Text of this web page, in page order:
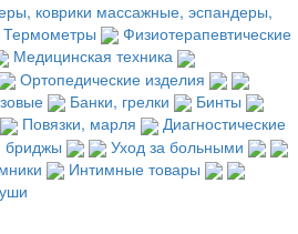
коврики массажные, эспандеры,
Термометры
Физиотерапевтические
Медицинская техника
Ортопедические изделия
Банки, грелки
Бинты
Повязки, марля
Диагностические
бриджы
Уход за больными
Интимные товары